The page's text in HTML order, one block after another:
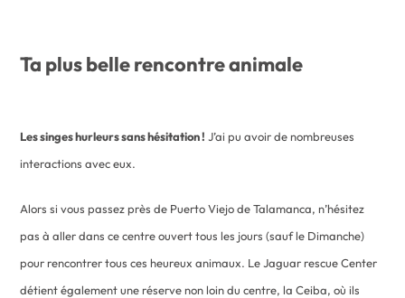
Ta plus belle rencontre animale
Les singes hurleurs sans hésitation ! J’ai pu avoir de nombreuses
interactions avec eux.
Alors si vous passez près de Puerto Viejo de Talamanca, n’hésitez
pas à aller dans ce centre ouvert tous les jours (sauf le Dimanche)
pour rencontrer tous ces heureux animaux. Le Jaguar rescue Center
détient également une réserve non loin du centre, la Ceiba, où ils